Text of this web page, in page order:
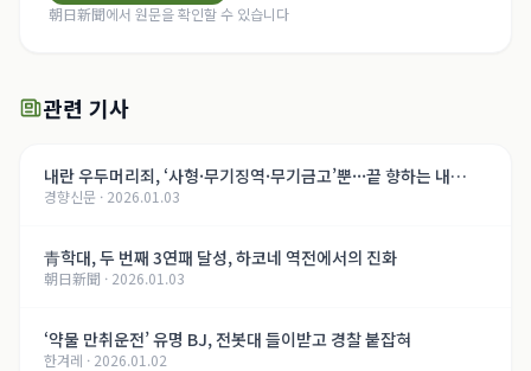
朝日新聞에서 원문을 확인할 수 있습니다
관련 기사
내란 우두머리죄, ‘사형·무기징역·무기금고’뿐···끝 향하는 내
란 재판, 윤석열의 운명은[법정 417호, 내란의 기록]
경향신문 · 2026.01.03
青학대, 두 번째 3연패 달성, 하코네 역전에서의 진화
朝日新聞 · 2026.01.03
‘약물 만취운전’ 유명 BJ, 전봇대 들이받고 경찰 붙잡혀
한겨레 · 2026.01.02